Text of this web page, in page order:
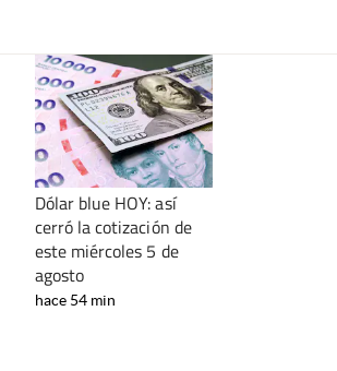
Dólar blue HOY: así
cerró la cotización de
este miércoles 5 de
agosto
hace 54 min